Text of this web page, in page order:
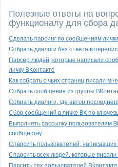
Полезные ответы на
функционалу для сбора
Сделать парсинг по сообщениям
Собрать диалоги без ответа в
Парсер людей, которые написали
личку ВКонтакте
Как собрать с чьих страниц писали
Собрать сообщения из группы
Собрать диалоги, где автор
Сбор сообщений в личке ВК по
Выполнять рассылку пользователям
сообществу
Спарсить пользователей,
Спарсить всех людей, которые писали
Парсить тех пользователей